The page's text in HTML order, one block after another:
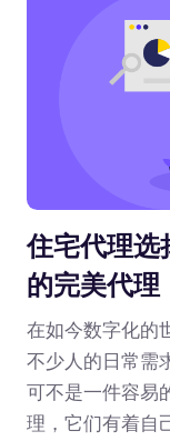
住宅代理选
的完美代理
在如今数字化的
不少人的日常需
可不是一件容易
理，它们有着自